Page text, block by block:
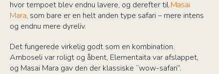
hvor tempoet blev endnu lavere, og derefter til Masai
Mara, som bare er en helt anden type safari – mere intens
og endnu mere dyreliv.
Det fungerede virkelig godt som en kombination.
Amboseli var roligt og åbent, Elementaita var afslappet,
og Masai Mara gav den der klassiske “wow-safari”.